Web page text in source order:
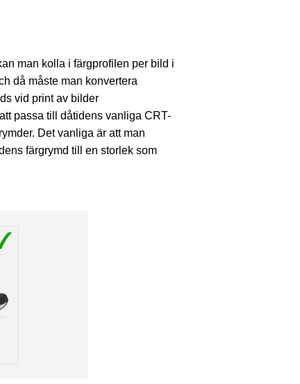
man kolla i färgprofilen per bild i
då måste man konvertera
vid print av bilder
passa till dåtidens vanliga CRT-
Det vanliga är att man
färgrymd till en storlek som